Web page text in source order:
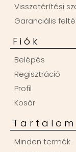
Visszatérítési
Garanciális
Fiók
Belépés
Regisztráció
Profil
Kosár
Tartalom
Minden termék